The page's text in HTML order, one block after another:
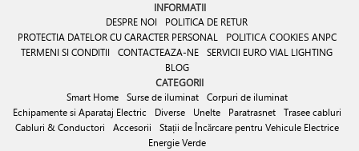
INFORMATII
DESPRE NOI
POLITICA DE RETUR
PROTECTIA DATELOR CU CARACTER PERSONAL
POLITICA COOKIES ANPC
TERMENI SI CONDITII
CONTACTEAZA-NE SERVICII EURO VIAL LIGHTING
BLOG
CATEGORII
Smart Home Surse de iluminat
Corpuri de iluminat
Echipamente si Aparataj Electric
Diverse Unelte Paratrasnet
Trasee cabluri
Cabluri & Conductori
Accesorii
Stații de Încărcare pentru Vehicule Electrice
Energie Verde